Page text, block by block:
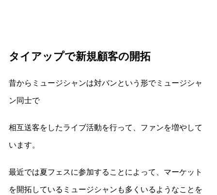
タイアップで新規顧客の開拓
昔からミュージシャンは対バンという形でミュージシャ
ン同士で
相互送客をしたライブ活動を行って、ファンを増やして
います。
最近では夏フェスに参加することによって、マーケット
を開拓しているミュージシャンも多くいるようなことを